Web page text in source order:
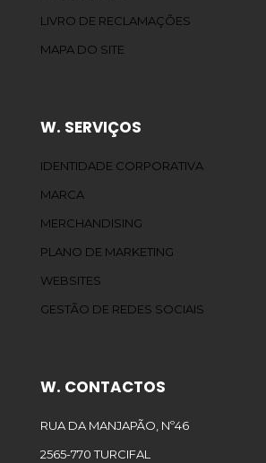
LIVRO DE RECLAMAÇÕES
MAPA DO SITE
W. SERVIÇOS
IDENTIDADE CORPORATIVA
MARCA
MERCHANDISING
PLANO DE MARKETING
WEBSITES
GESTÃO DE REDES SOCIAIS
W. CONTACTOS
RUA DA MANJAPÃO, Nº46
2565-770 TURCIFAL